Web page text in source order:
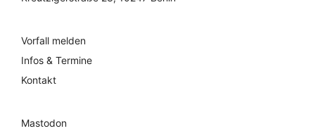
Vorfall melden
Infos & Termine
Kontakt
Mastodon